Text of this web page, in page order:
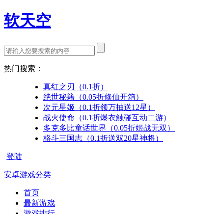
软天空
热门搜索：
真红之刃（0.1折）
绝世秘籍（0.05折修仙开箱）
次元星姬（0.1折领万抽送12星）
战火使命（0.1折爆衣触碰互动二游）
多克多比童话世界（0.05折姬战无双）
格斗三国志（0.1折送双20星神将）
登陆
安卓游戏分类
首页
最新游戏